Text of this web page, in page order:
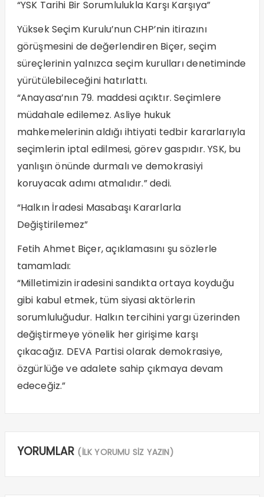
“YSK Tarihi Bir Sorumlulukla Karşı Karşıya”
Yüksek Seçim Kurulu’nun CHP’nin itirazını
görüşmesini de değerlendiren Biçer, seçim
süreçlerinin yalnızca seçim kurulları denetiminde
yürütülebileceğini hatırlattı.
“Anayasa’nın 79. maddesi açıktır. Seçimlere
müdahale edilemez. Asliye hukuk
mahkemelerinin aldığı ihtiyati tedbir kararlarıyla
seçimlerin iptal edilmesi, görev gaspıdır. YSK, bu
yanlışın önünde durmalı ve demokrasiyi
koruyacak adımı atmalıdır.” dedi.
“Halkın İradesi Masabaşı Kararlarla
Değiştirilemez”
Fetih Ahmet Biçer, açıklamasını şu sözlerle
tamamladı:
“Milletimizin iradesini sandıkta ortaya koyduğu
gibi kabul etmek, tüm siyasi aktörlerin
sorumluluğudur. Halkın tercihini yargı üzerinden
değiştirmeye yönelik her girişime karşı
çıkacağız. DEVA Partisi olarak demokrasiye,
özgürlüğe ve adalete sahip çıkmaya devam
edeceğiz.”
YORUMLAR (İLK YORUMU SİZ YAZIN)